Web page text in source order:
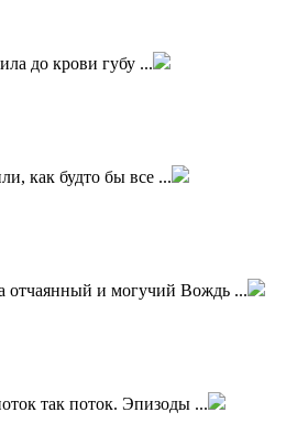
до крови губу ...
как будто бы все ...
отчаянный и могучий Вождь ...
так поток. Эпизоды ...